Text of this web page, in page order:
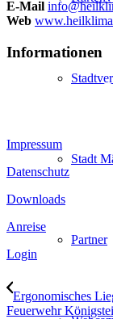
Stadt
Partner
E-Mail
Web
Informationen
Impressum
Datenschutz
Downloads
Anreise
Login
Ergonomisches
Feuerwehr